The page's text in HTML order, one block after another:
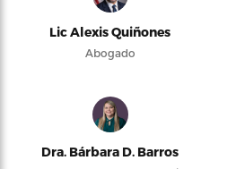
Lic Alexis Quiñones
Abogado
Dra. Bárbara D. Barros